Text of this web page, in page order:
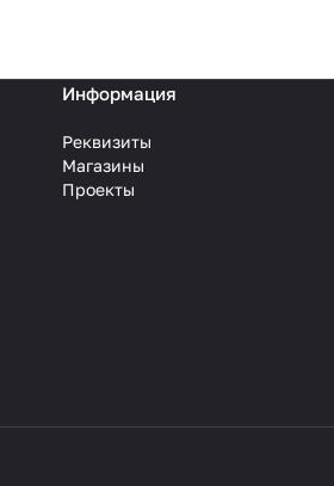
Информация
Реквизиты
Магазины
Проекты